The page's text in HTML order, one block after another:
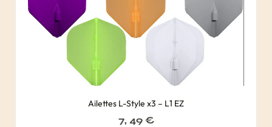
Ailettes L-Style x3 – L1 EZ
7, 49 €